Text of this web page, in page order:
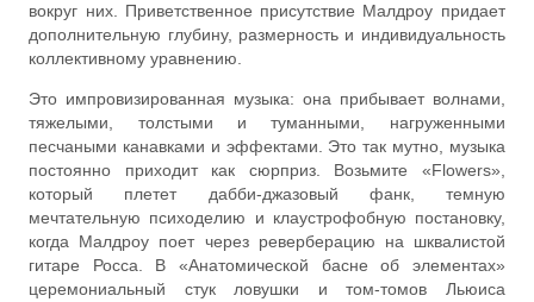
вокруг них. Приветственное присутствие Малдроу придает
дополнительную глубину, размерность и индивидуальность
коллективному уравнению.
Это импровизированная музыка: она прибывает волнами,
тяжелыми, толстыми и туманными, нагруженными
песчаными канавками и эффектами. Это так мутно, музыка
постоянно приходит как сюрприз. Возьмите «Flowers»,
который плетет дабби-джазовый фанк, темную
мечтательную психоделию и клаустрофобную постановку,
когда Малдроу поет через реверберацию на шквалистой
гитаре Росса. В «Анатомической басне об элементах»
церемониальный стук ловушки и том-томов Льюиса